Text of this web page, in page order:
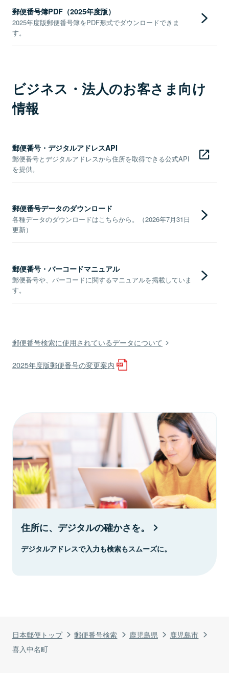
日本郵便トップ 郵便番号検索 鹿児島県
鹿児島市
喜入中名町
郵便番号簿PDF（2025年度版）
2025年度版郵便番号簿をPDF形式でダウンロードできま
す。
ビジネス・法人のお客さま向け
情報
郵便番号・デジタルアドレスAPI
郵便番号とデジタルアドレスから住所を取得できる公式API
を提供。
郵便番号データのダウンロード
各種データのダウンロードはこちらから。（2026年7月31日
更新）
郵便番号・バーコードマニュアル
郵便番号や、バーコードに関するマニュアルを掲載していま
す。
郵便番号検索に使用されているデータについて
2025年度版郵便番号の変更案内
住所に、デジタルの確かさを。
デジタルアドレスで入力も検索もスムーズに。